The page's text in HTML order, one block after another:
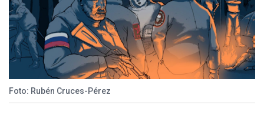
Foto: Rubén Cruces-Pérez